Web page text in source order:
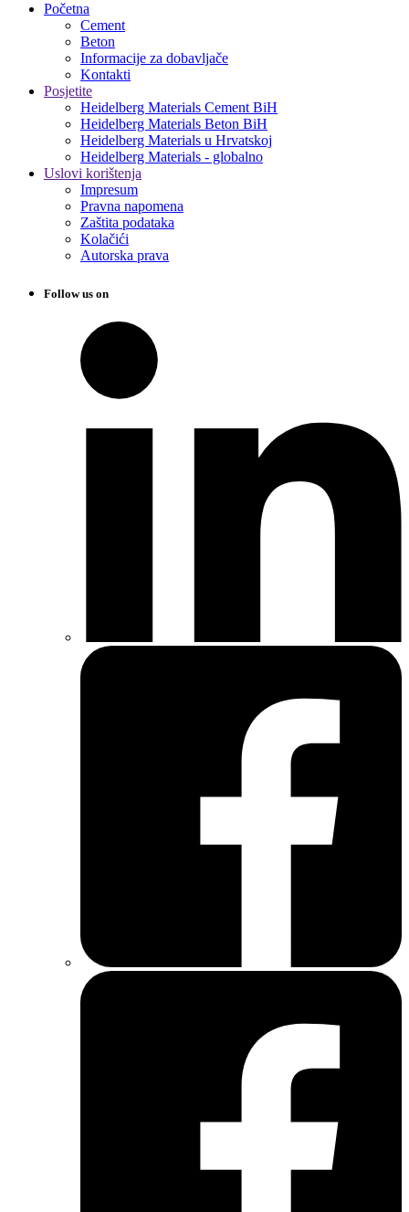
Početna
Cement
Beton
Informacije za dobavljače
Kontakti
Posjetite
Heidelberg Materials Cement BiH
Heidelberg Materials Beton BiH
Heidelberg Materials u Hrvatskoj
Heidelberg Materials - globalno
Uslovi korištenja
Impresum
Pravna napomena
Zaštita podataka
Kolačići
Autorska prava
Follow us on